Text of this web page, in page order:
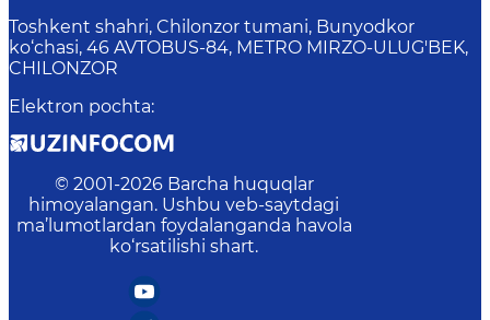
Toshkent shahri, Chilonzor tumani, Bunyodkor
ko‘chasi, 46 AVTOBUS-84, METRO MIRZO-ULUG'BEK,
CHILONZOR
Elektron pochta:
© 2001-2026 Barcha huquqlar
himoyalangan. Ushbu veb-saytdagi
ma’lumotlardan foydalanganda havola
ko‘rsatilishi shart.